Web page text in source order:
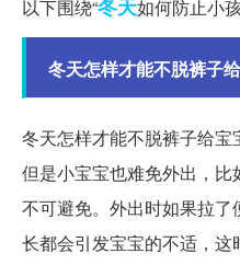
以下围绕“冬天如何防止小
冬天怎样才能不脱裤子给
冬天怎样才能不脱裤子给宝
但是小宝宝也难免外出，
不可避免。外出时如果拉
长都会引发宝宝的不适，这